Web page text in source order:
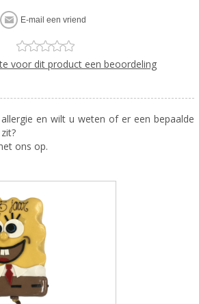
voor dit product een beoordeling
en wilt u weten of er een bepaalde
ons op.